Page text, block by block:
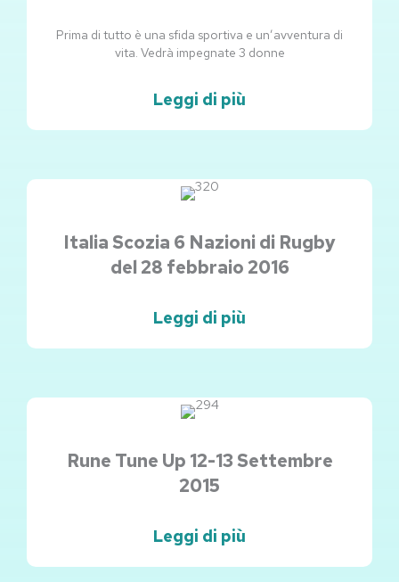
Prima di tutto è una sfida sportiva e un’avventura di
vita. Vedrà impegnate 3 donne
Leggi di più
Italia Scozia 6 Nazioni di Rugby
del 28 febbraio 2016
Leggi di più
Rune Tune Up 12-13 Settembre
2015
Leggi di più